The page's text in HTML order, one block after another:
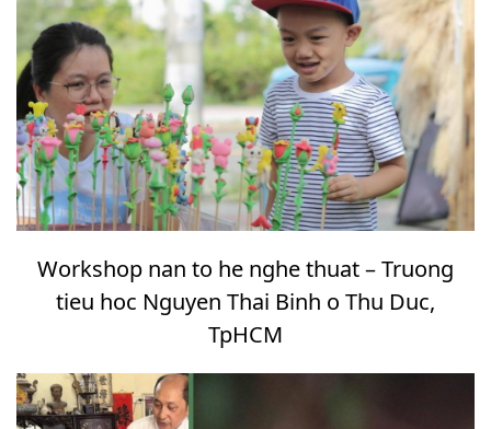
Workshop nan to he nghe thuat – Truong
tieu hoc Nguyen Thai Binh o Thu Duc,
TpHCM